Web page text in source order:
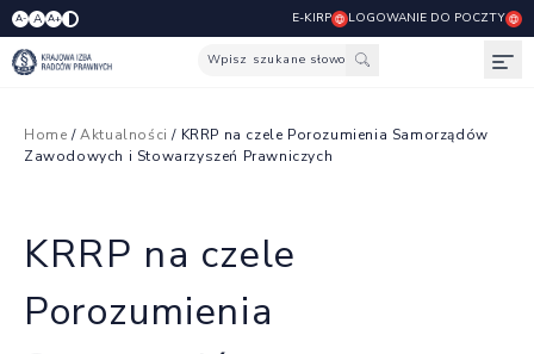
A- A A+ E-KIRP LOGOWANIE DO POCZTY
Wpisz szukane słowo
Home /Aktualności / KRRP na czele Porozumienia Samorządów
Zawodowych i Stowarzyszeń Prawniczych
KRRP na czele
Porozumienia